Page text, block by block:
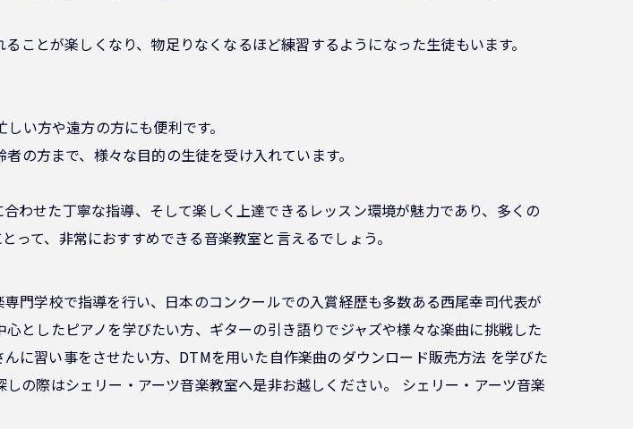
ことが楽しくなり、物足りなくなるほど練習するようになった生徒もいます。
い方や遠方の方にも便利です。
の方まで、様々な目的の生徒を受け入れています。
わせた丁寧な指導、そして楽しく上達できるレッスン環境が魅力であり、多くの
て、非常におすすめできる音楽教室と言えるでしょう。
門学校で指導を行い、日本のコンクールでの入賞経歴も多数ある西尾幸司代表が
としたピアノを学びたい方、ギターの引き語りでジャズや様々な楽曲に挑戦した
に習い事をさせたい方、DTMを用いた自作楽曲のダウンロード販売方法 を学びた
の際はシェリー・アーツ音楽教室へ是非お越しください。 シェリー・アーツ音楽